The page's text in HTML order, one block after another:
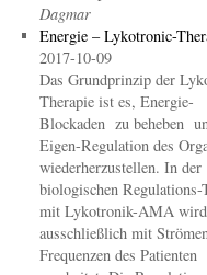
Dagmar
Energie – Lykotronic-
2017-10-09
Das Grundprinzip der
Therapie ist es, Energie-
Blockaden zu beheben
Eigen-Regulation des
wiederherzustellen. In der
biologischen Regulations-
mit Lykotronik-AMA wird
ausschließlich mit
Frequenzen des Patienten